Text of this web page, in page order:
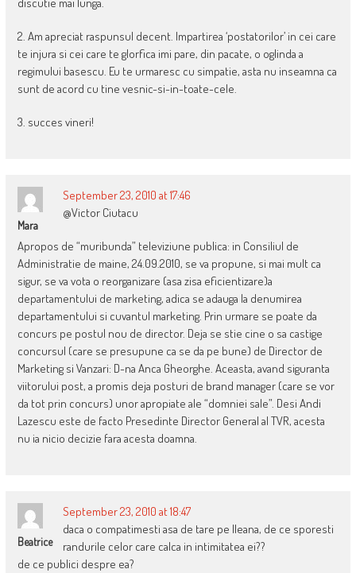
2. Am apreciat raspunsul decent. Impartirea ‘postatorilor’ in cei care
te injura si cei care te glorfica imi pare, din pacate, o oglinda a
regimului basescu. Eu te urmaresc cu simpatie, asta nu inseamna ca
sunt de acord cu tine vesnic-si-in-toate-cele.
3. succes vineri!
Mara
September 23, 2010 at 17:46
@Victor Ciutacu
Apropos de “muribunda” televiziune publica: in Consiliul de
Administratie de maine, 24.09.2010, se va propune, si mai mult ca
sigur, se va vota o reorganizare (asa zisa eficientizare)a
departamentului de marketing, adica se adauga la denumirea
departamentului si cuvantul marketing. Prin urmare se poate da
concurs pe postul nou de director. Deja se stie cine o sa castige
concursul (care se presupune ca se da pe bune) de Director de
Marketing si Vanzari: D-na Anca Gheorghe. Aceasta, avand siguranta
viitorului post, a promis deja posturi de brand manager (care se vor
da tot prin concurs) unor apropiate ale “domniei sale”. Desi Andi
Lazescu este de facto Presedinte Director General al TVR, acesta
nu ia nicio decizie fara acesta doamna.
Beatrice
September 23, 2010 at 18:47
daca o compatimesti asa de tare pe Ileana, de ce sporesti
randurile celor care calca in intimitatea ei??
de ce publici despre ea?